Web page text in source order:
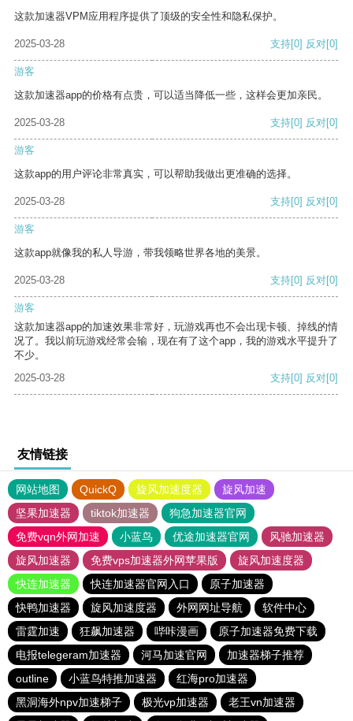
这款加速器VPM应用程序提供了顶级的安全性和隐私保护。
2025-03-28 支持[0] 反对[0]
游客
这款加速器app的价格有点贵，可以适当降低一些，这样会更加亲民。
2025-03-28 支持[0] 反对[0]
游客
这款app的用户评论非常真实，可以帮助我做出更准确的选择。
2025-03-28 支持[0] 反对[0]
游客
这款app就像我的私人导游，带我领略世界各地的美景。
2025-03-28 支持[0] 反对[0]
游客
这款加速器app的加速效果非常好，玩游戏再也不会出现卡顿、掉线的情
况了。我以前玩游戏经常会输，现在有了这个app，我的游戏水平提升了
不少。
2025-03-28
支持[0] 反对[0]
友情链接
网站地图 QuickQ 旋风加速度器
旋风加速
坚果加速器
tiktok加速器
狗急加速器官网
免费vqn外网加速
小蓝鸟 优途加速器官网
风驰加速器
旋风加速器
免费vps加速器外网苹果版
旋风加速度器
快连加速器
快连加速器官网入口
原子加速器
快鸭加速器
旋风加速度器 外网网址导航
软件中心
雷霆加速
狂飙加速器 哔咔漫画
原子加速器免费下载
电报telegeram加速器
河马加速官网
加速器梯子推荐
outline
小蓝鸟特推加速器
红海pro加速器
黑洞海外npv加速梯子
极光vp加速器
老王vn加速器